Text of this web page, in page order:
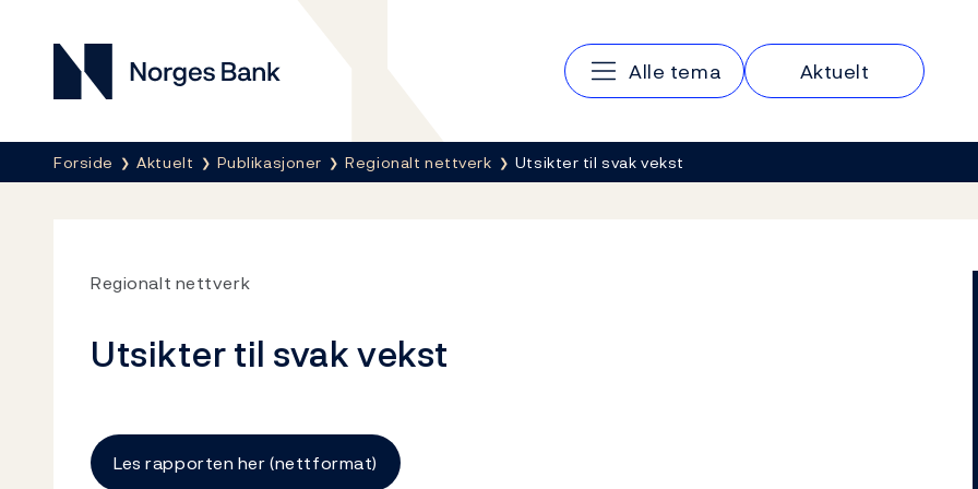
Norges Bank
Hovedmeny
Alle tema Aktuelt
Her er du nå:
Forside Aktuelt Publikasjoner Regionalt nettverk Utsikter til svak vekst
Regionalt nettverk
Utsikter til svak vekst
Les rapporten her (nettformat)